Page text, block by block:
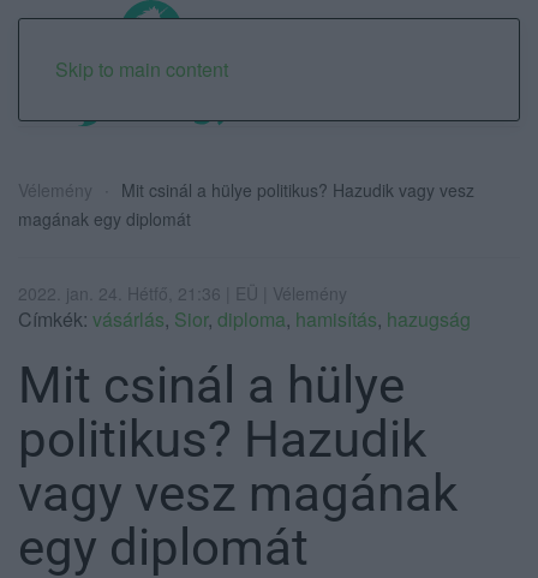
Skip to main content
Vélemény
Mit csinál a hülye politikus? Hazudik vagy vesz
magának egy diplomát
2022. jan. 24. Hétfő, 21:36 | EÜ | Vélemény
Címkék: vásárlás, Sior, diploma, hamisítás, hazugság
Mit csinál a hülye
politikus? Hazudik
vagy vesz magának
egy diplomát